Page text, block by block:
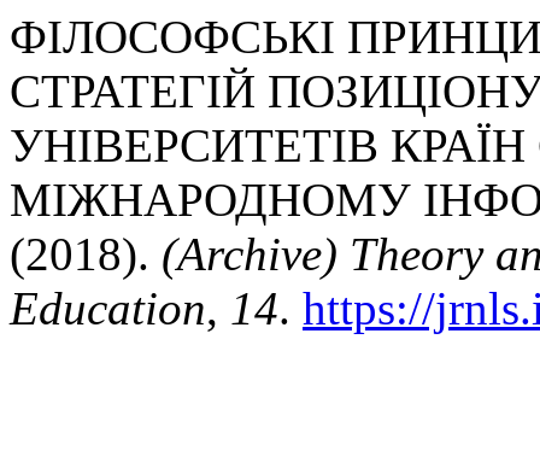
ФІЛОСОФСЬКІ
СТРАТЕГІЙ
УНІВЕРСИТЕТІВ
МІЖНАРОДНОМУ
(2018). (Archive) Theory
Education, 14. https://